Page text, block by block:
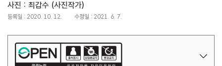
사진 : 최갑수 (사진작가)
등록일 : 2020. 10. 12. 수정일 : 2021. 6. 7.